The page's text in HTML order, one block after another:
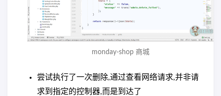
monday-shop 商城
尝试执行了一次删除,通过查看网络请求,并非请
求到指定的控制器,而是到达了